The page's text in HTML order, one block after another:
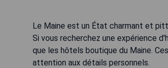
Le Maine est un État charmant et
Si vous recherchez une expérience
que les hôtels boutique du Maine.
attention aux détails personnels.